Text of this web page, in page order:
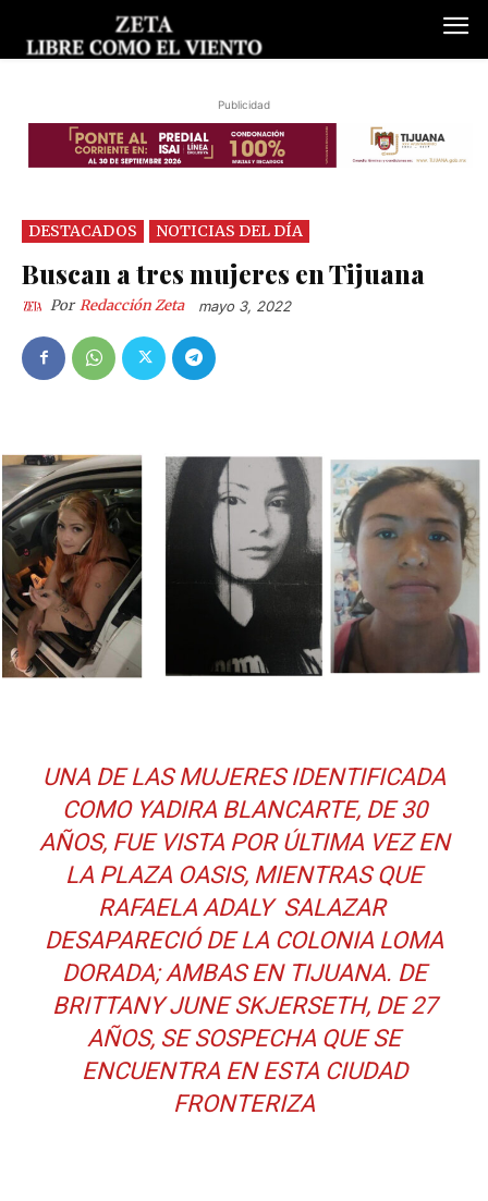
Publicidad
DESTACADOS NOTICIAS DEL DÍA
Buscan a tres mujeres en Tijuana
Por Redacción Zeta mayo 3, 2022
UNA DE LAS MUJERES IDENTIFICADA
COMO YADIRA BLANCARTE, DE 30
AÑOS, FUE VISTA POR ÚLTIMA VEZ EN
LA PLAZA OASIS, MIENTRAS QUE
RAFAELA ADALY SALAZAR
DESAPARECIÓ DE LA COLONIA LOMA
DORADA; AMBAS EN TIJUANA. DE
BRITTANY JUNE SKJERSETH, DE 27
AÑOS, SE SOSPECHA QUE SE
ENCUENTRA EN ESTA CIUDAD
FRONTERIZA